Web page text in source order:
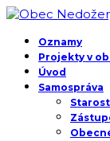
Oznamy
Projekty v
Úvod
Samospráva